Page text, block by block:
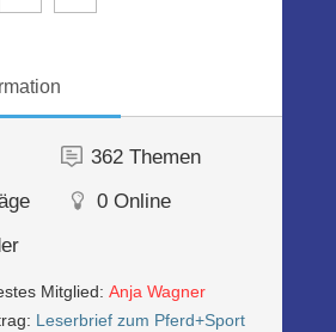
362 Themen
0 Online
Mitglied: Anja Wagner
Leserbrief zum Pferd+Sport